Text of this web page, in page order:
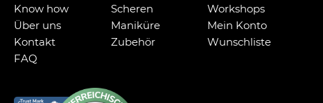
Know how
Über uns
Kontakt
FAQ
Scheren
Maniküre
Zubehör
Workshops
Mein Konto
Wunschliste